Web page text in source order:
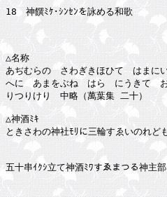
18　神饌ﾐｹ･ｼﾝｾﾝを詠める和歌
参考：吉川弘
△名称
あぢむらの　さわぎきほひて　はまに
へに　あまをぶね　はらゝにうきて　
りつりけり　中略（萬葉集 二十）
△神酒ﾐｷ
ときさわの神社ﾓﾘに三輪すゑいのれど
（萬葉
五十串ｲｸｼ立て神酒ﾐﾜすゑまつる神主
（同